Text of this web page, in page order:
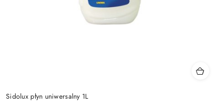
Sidolux płyn uniwersalny 1L